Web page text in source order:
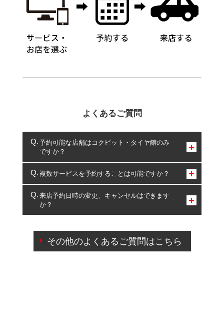
よくあるご質問
予約可能な店舗はコクピット・タイヤ館のみ
ですか？
コクピット・タイヤ館のみとなります。
複数サービスを予約することは可能ですか？
複数サービスのご予約は可能です。
一部の商品・サービスの組み合わせに限り、同時にご予約が
出来ないものもございます。
来店予約日時の変更、キャンセルはできます
か？
ご来店予約日の3営業日前を過ぎている場合のご予約
の日時変更につきましては、直接ご予約の店舗まで
その他のよくあるご質問はこちら